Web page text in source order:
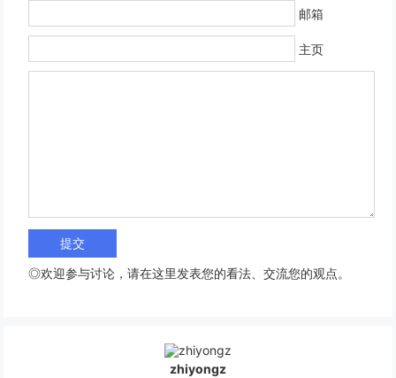
邮箱
主页
◎欢迎参与讨论，请在这里发表您的看法、交流您的观点。
zhiyongz